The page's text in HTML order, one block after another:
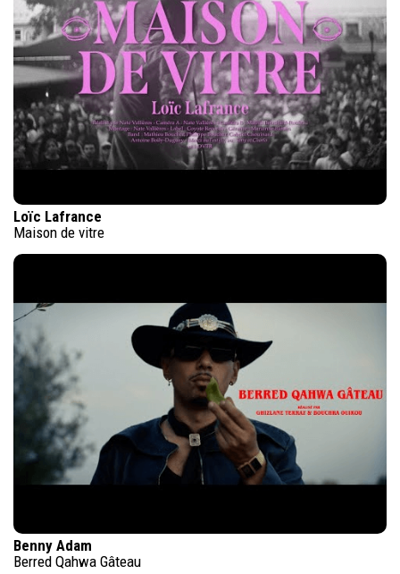
Loïc Lafrance
Maison de vitre
Benny Adam
Berred Qahwa Gâteau